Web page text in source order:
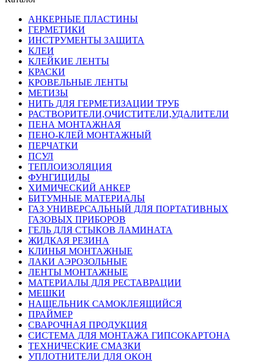
АНКЕРНЫЕ ПЛАСТИНЫ
ГЕРМЕТИКИ
ИНСТРУМЕНТЫ ЗАЩИТА
КЛЕИ
КЛЕЙКИЕ ЛЕНТЫ
КРАСКИ
КРОВЕЛЬНЫЕ ЛЕНТЫ
МЕТИЗЫ
НИТЬ ДЛЯ ГЕРМЕТИЗАЦИИ ТРУБ
РАСТВОРИТЕЛИ,ОЧИСТИТЕЛИ,УДАЛИТЕЛИ
ПЕНА МОНТАЖНАЯ
ПЕНО-КЛЕЙ МОНТАЖНЫЙ
ПЕРЧАТКИ
ПСУЛ
ТЕПЛОИЗОЛЯЦИЯ
ФУНГИЦИДЫ
ХИМИЧЕСКИЙ АНКЕР
БИТУМНЫЕ МАТЕРИАЛЫ
ГАЗ УНИВЕРСАЛЬНЫЙ ДЛЯ ПОРТАТИВНЫХ
ГАЗОВЫХ ПРИБОРОВ
ГЕЛЬ ДЛЯ СТЫКОВ ЛАМИНАТА
ЖИДКАЯ РЕЗИНА
КЛИНЬЯ МОНТАЖНЫЕ
ЛАКИ АЭРОЗОЛЬНЫЕ
ЛЕНТЫ МОНТАЖНЫЕ
МАТЕРИАЛЫ ДЛЯ РЕСТАВРАЦИИ
МЕШКИ
НАЩЕЛЬНИК САМОКЛЕЯЩИЙСЯ
ПРАЙМЕР
СВАРОЧНАЯ ПРОДУКЦИЯ
СИСТЕМА ДЛЯ МОНТАЖА ГИПСОКАРТОНА
ТЕХНИЧЕСКИЕ СМАЗКИ
УПЛОТНИТЕЛИ ДЛЯ ОКОН